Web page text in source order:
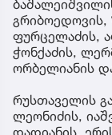
გრიბოედოვის,
ფურცელაძის,
ჭონქაძის,
ორბელიანის
რუსთაველის
ლეონიძის,